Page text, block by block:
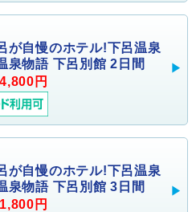
が自慢のホテル!下呂温泉
泉物語 下呂別館 2日間
円
が自慢のホテル!下呂温泉
泉物語 下呂別館 3日間
円